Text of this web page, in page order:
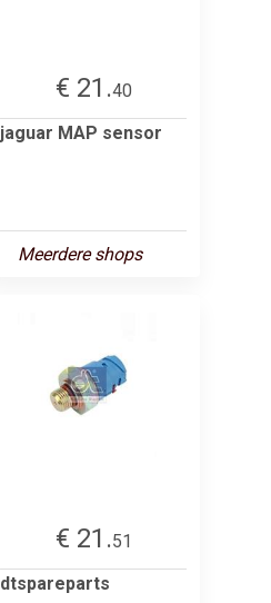
€ 21.40
jaguar MAP sensor
Meerdere shops
€ 21.51
dtspareparts